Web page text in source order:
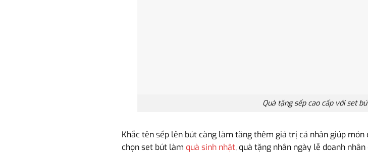
Quà tặng sếp cao cấp với set
Khắc tên sếp lên bút càng làm tăng thêm giá trị cá nhân giúp
chọn set bút làm quà sinh nhật, quà tặng nhân ngày lễ doanh nhân